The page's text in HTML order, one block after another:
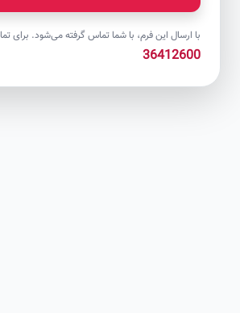
با ارسال این فرم، با شما تماس گرفته می‌شود. برای تماس فوری:
36412600